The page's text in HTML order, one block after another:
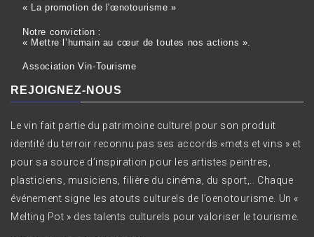
« La promotion de l'œnotourisme »
Notre conviction :
« Mettre l’humain au cœur de toutes nos actions ».
Association Vin-Tourisme
REJOIGNEZ-NOUS
Le vin fait partie du patrimoine culturel pour son produit
identité du terroir reconnu pas ses accords «mets et vins » et
pour sa source d’inspiration pour les artistes peintres,
plasticiens, musiciens, filière du cinéma, du sport,.. Chaque
événement signe les atouts culturels de l’oenotourisme. Un «
Melting Pot » des talents culturels pour valoriser le tourisme.